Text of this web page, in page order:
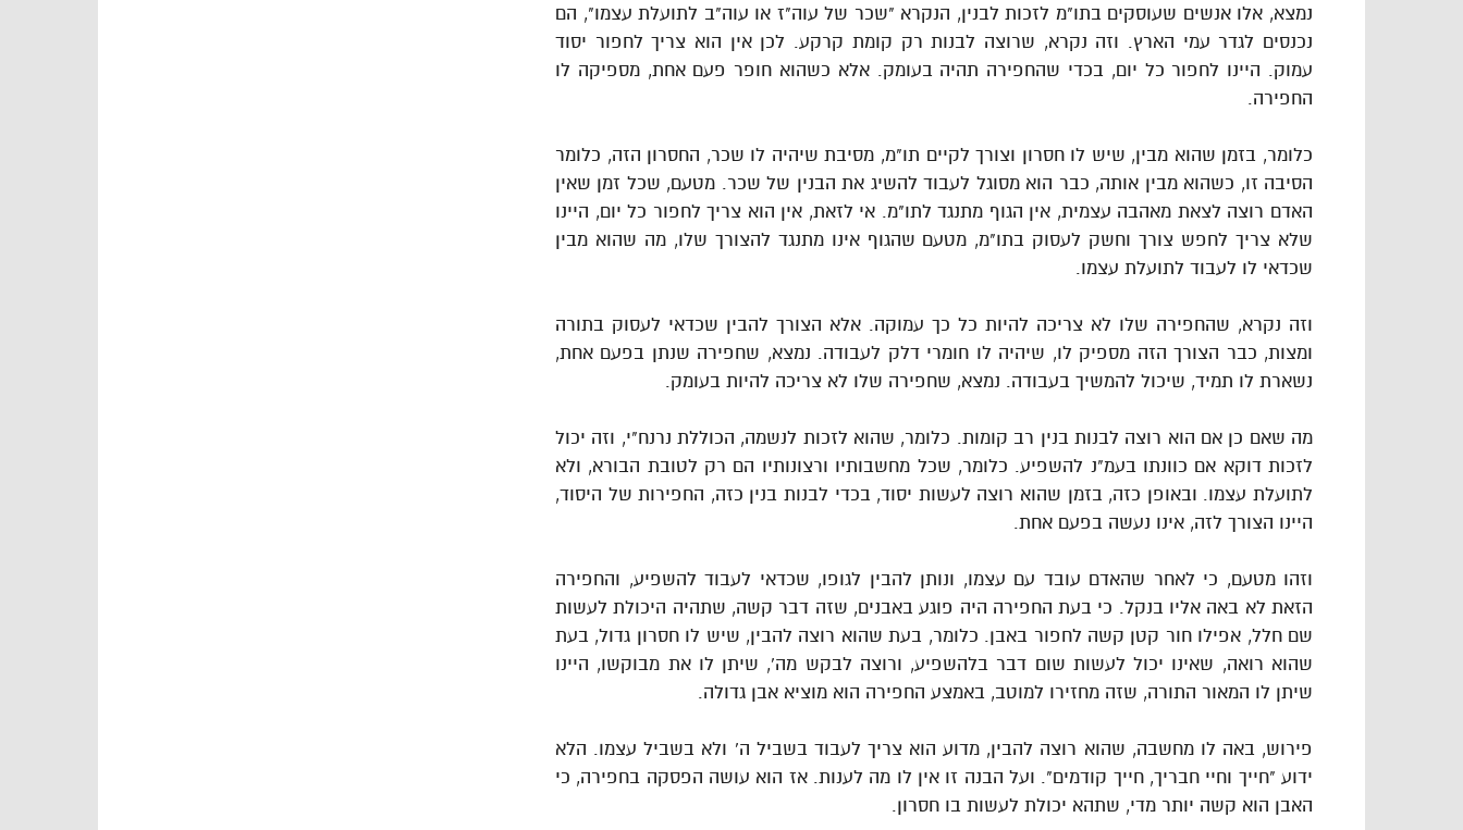
נמצא, אלו אנשים שעוסקים בתו"מ לזכות לבנין, הנקרא "שכר של עוה"ז או עוה"ב לתועלת עצמו", הם
נכנסים לגדר עמי הארץ. וזה נקרא, שרוצה לבנות רק קומת קרקע. לכן אין הוא צריך לחפור יסוד
עמוק. היינו לחפור כל יום, בכדי שהחפירה תהיה בעומק. אלא כשהוא חופר פעם אחת, מספיקה לו
החפירה.
כלומר, בזמן שהוא מבין, שיש לו חסרון וצורך לקיים תו"מ, מסיבת שיהיה לו שכר, החסרון הזה, כלומר
הסיבה זו, כשהוא מבין אותה, כבר הוא מסוגל לעבוד להשיג את הבנין של שכר. מטעם, שכל זמן שאין
האדם רוצה לצאת מאהבה עצמית, אין הגוף מתנגד לתו"מ. אי לזאת, אין הוא צריך לחפור כל יום, היינו
שלא צריך לחפש צורך וחשק לעסוק בתו"מ, מטעם שהגוף אינו מתנגד להצורך שלו, מה שהוא מבין
שכדאי לו לעבוד לתועלת עצמו.
וזה נקרא, שהחפירה שלו לא צריכה להיות כל כך עמוקה. אלא הצורך להבין שכדאי לעסוק בתורה
ומצות, כבר הצורך הזה מספיק לו, שיהיה לו חומרי דלק לעבודה. נמצא, שחפירה שנתן בפעם אחת,
נשארת לו תמיד, שיכול להמשיך בעבודה. נמצא, שחפירה שלו לא צריכה להיות בעומק.
מה שאם כן אם הוא רוצה לבנות בנין רב קומות. כלומר, שהוא לזכות לנשמה, הכוללת נרנח"י, וזה יכול
לזכות דוקא אם כוונתו בעמ"נ להשפיע. כלומר, שכל מחשבותיו ורצונותיו הם רק לטובת הבורא, ולא
לתועלת עצמו. ובאופן כזה, בזמן שהוא רוצה לעשות יסוד, בכדי לבנות בנין כזה, החפירות של היסוד,
היינו הצורך לזה, אינו נעשה בפעם אחת.
וזהו מטעם, כי לאחר שהאדם עובד עם עצמו, ונותן להבין לגופו, שכדאי לעבוד להשפיע, והחפירה
הזאת לא באה אליו בנקל. כי בעת החפירה היה פוגע באבנים, שזה דבר קשה, שתהיה היכולת לעשות
שם חלל, אפילו חור קטן קשה לחפור באבן. כלומר, בעת שהוא רוצה להבין, שיש לו חסרון גדול, בעת
שהוא רואה, שאינו יכול לעשות שום דבר בלהשפיע, ורוצה לבקש מה', שיתן לו את מבוקשו, היינו
שיתן לו המאור התורה, שזה מחזירו למוטב, באמצע החפירה הוא מוציא אבן גדולה.
פירוש, באה לו מחשבה, שהוא רוצה להבין, מדוע הוא צריך לעבוד בשביל ה' ולא בשביל עצמו. הלא
ידוע "חייך וחיי חבריך, חייך קודמים". ועל הבנה זו אין לו מה לענות. אז הוא עושה הפסקה בחפירה, כי
האבן הוא קשה יותר מדי, שתהא יכולת לעשות בו חסרון.